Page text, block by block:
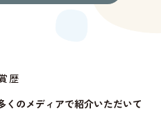
歴
くのメディアで紹介いただいて